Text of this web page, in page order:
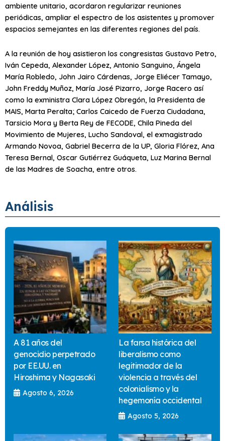
ambiente unitario, acordaron regularizar reuniones
periódicas, ampliar el espectro de los asistentes y promover
espacios semejantes en las diferentes regiones del país.
A la reunión de hoy asistieron los congresistas Gustavo Petro,
Iván Cepeda, Alexander López, Antonio Sanguino, Ángela
María Robledo, John Jairo Cárdenas, Jorge Eliécer Tamayo,
John Freddy Muñoz, María José Pizarro, Jorge Racero así
como la exministra Clara López Obregón, la Presidenta de
MAIS, Marta Peralta; Carlos Caicedo de Fuerza Ciudadana,
Tarsicio Mora y Berta Rey de FECODE, Chila Pineda del
Movimiento de Mujeres, Lucho Sandoval, el exmagistrado
Armando Novoa, Gabriel Becerra de la UP, Gloria Flórez, Ana
Teresa Bernal, Oscar Gutiérrez Guáqueta, Luz Marina Bernal
de las Madres de Soacha, entre otros.
Análisis
A 81 años del
genocidio perpetrado
por EE.UU. en
Hiroshima y Nagasaki
Agosto 6, 2026
La farsa histórica del
liberalismo como
legitimador de la
violencia a través del
colonialismo y la
hegemonía occidental
Agosto 5, 2026